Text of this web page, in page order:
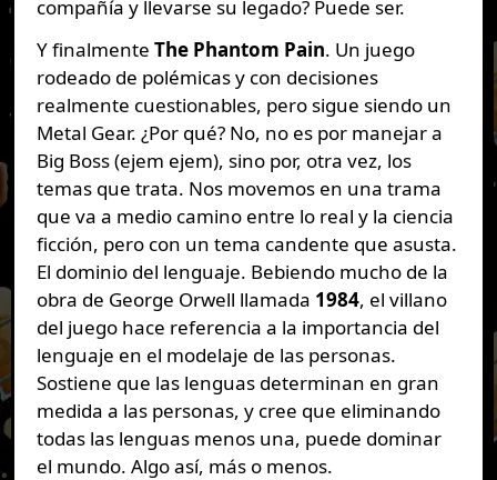
compañía y llevarse su legado? Puede ser.
Y finalmente The Phantom Pain. Un juego
rodeado de polémicas y con decisiones
realmente cuestionables, pero sigue siendo un
Metal Gear. ¿Por qué? No, no es por manejar a
Big Boss (ejem ejem), sino por, otra vez, los
temas que trata. Nos movemos en una trama
que va a medio camino entre lo real y la ciencia
ficción, pero con un tema candente que asusta.
El dominio del lenguaje. Bebiendo mucho de la
obra de George Orwell llamada 1984, el villano
del juego hace referencia a la importancia del
lenguaje en el modelaje de las personas.
Sostiene que las lenguas determinan en gran
medida a las personas, y cree que eliminando
todas las lenguas menos una, puede dominar
el mundo. Algo así, más o menos.